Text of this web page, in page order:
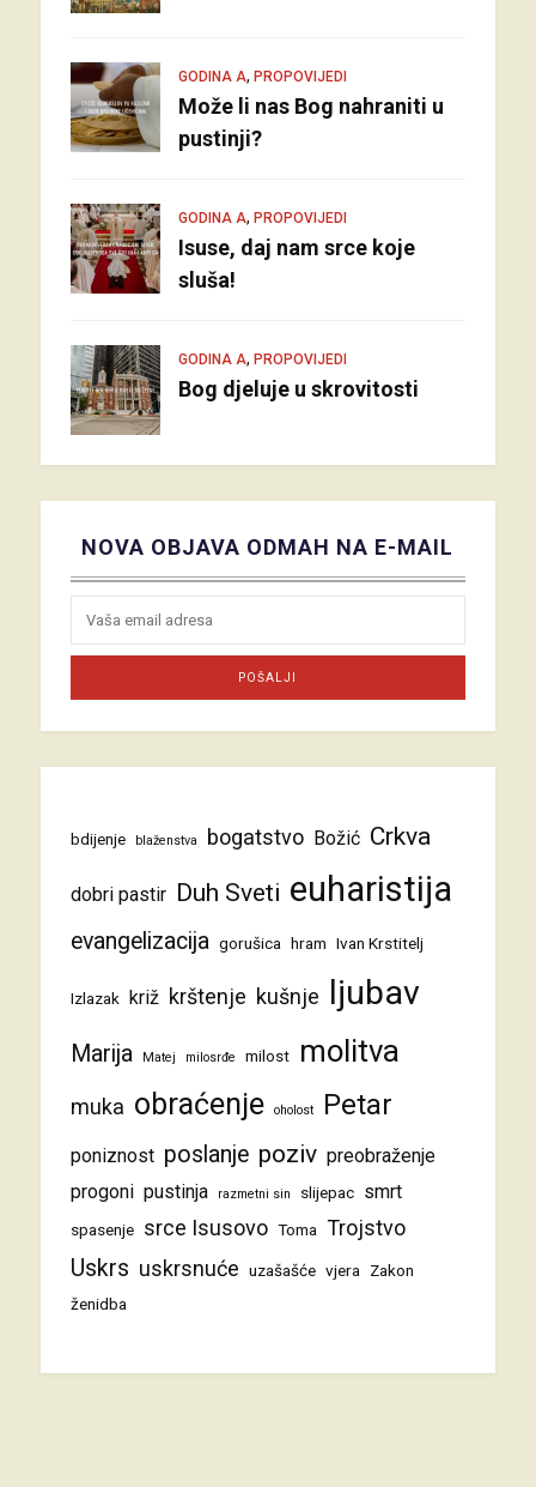
GODINA A, PROPOVIJEDI
Može li nas Bog nahraniti u
pustinji?
GODINA A, PROPOVIJEDI
Isuse, daj nam srce koje
sluša!
GODINA A, PROPOVIJEDI
Bog djeluje u skrovitosti
NOVA OBJAVA ODMAH NA E-MAIL
bdijenje blaženstva bogatstvo Božić Crkva
dobri pastir Duh Sveti euharistija
evangelizacija gorušica hram Ivan Krstitelj
Izlazak križ krštenje kušnje ljubav
Marija Matej milosrđe milost molitva
muka obraćenje oholost Petar
poniznost poslanje poziv preobraženje
progoni pustinja razmetni sin slijepac smrt
spasenje srce Isusovo Toma Trojstvo
Uskrs uskrsnuće uzašašće vjera
Zakon
ženidba